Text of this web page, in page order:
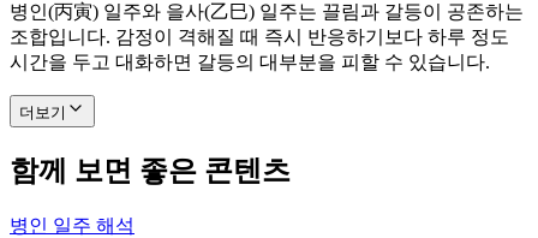
병인(丙寅) 일주와 을사(乙巳) 일주는 끌림과 갈등이 공존하는
조합입니다. 감정이 격해질 때 즉시 반응하기보다 하루 정도
시간을 두고 대화하면 갈등의 대부분을 피할 수 있습니다.
더보기
함께 보면 좋은 콘텐츠
병인 일주 해석